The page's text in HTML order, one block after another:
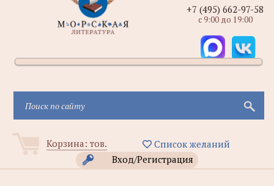
Корзина: тов.
Список желаний
Вход/Регистрация
+7 (495) 662-97-58
с 9:00 до 19:00